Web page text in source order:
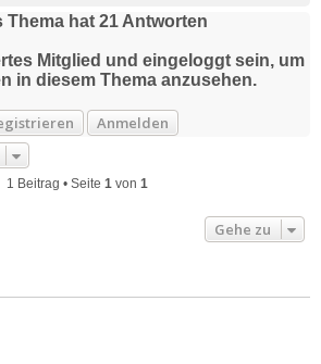
b
Thema hat 21 Antworten
Mitglied und eingeloggt sein, um
in diesem Thema anzusehen.
Anmelden
1 Beitrag • Seite 1 von 1
Gehe zu